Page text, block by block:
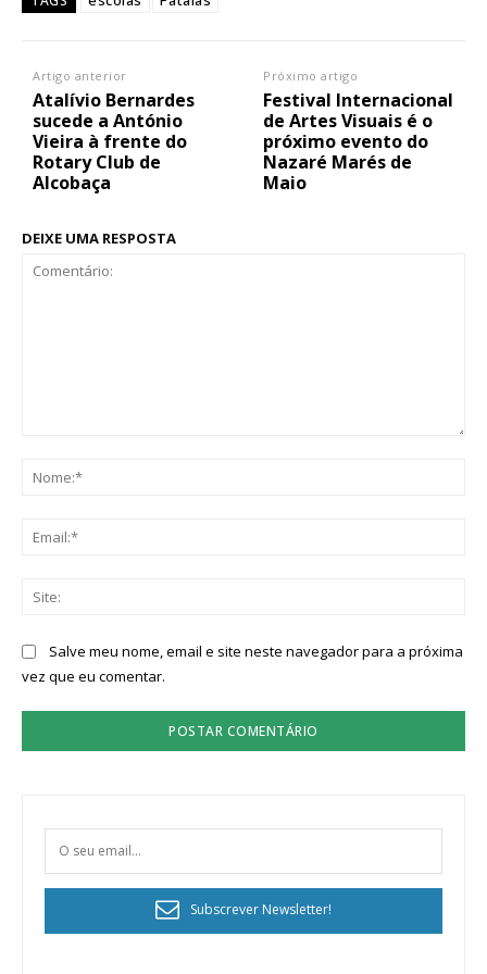
Artigo anterior
Atalívio Bernardes
sucede a António
Vieira à frente do
Rotary Club de
Alcobaça
Próximo artigo
Festival Internacional
de Artes Visuais é o
próximo evento do
Nazaré Marés de
Maio
DEIXE UMA RESPOSTA
Salve meu nome, email e site neste navegador para a próxima
vez que eu comentar.
Subscrever Newsletter!